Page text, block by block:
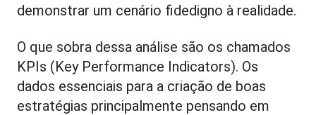
demonstrar um cenário fidedigno à realidade.
O que sobra dessa análise são os chamados
KPIs (Key Performance Indicators). Os
dados essenciais para a criação de boas
estratégias principalmente pensando em